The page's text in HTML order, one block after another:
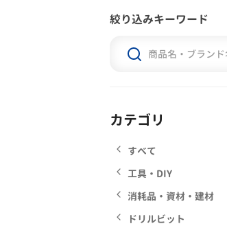
絞り込みキーワード
カテゴリ
すべて
工具・DIY
消耗品・資材・建材
ドリルビット